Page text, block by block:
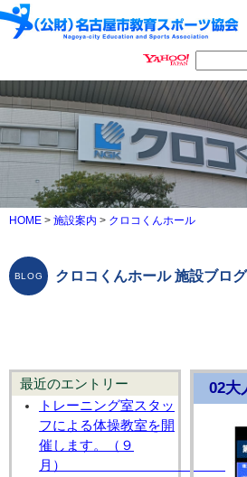
HOME > 施設案内 > クロコくんホール
クロコくんホール 施設ブログ
最近のエントリー
トレーニング室スタッ
フによる体操教室を開
催します。（９
02大